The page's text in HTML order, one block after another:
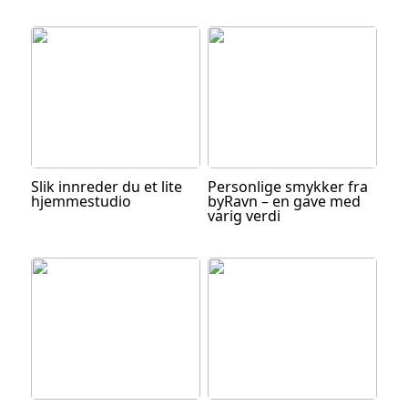
Slik innreder du et lite
hjemmestudio
Personlige smykker fra
byRavn – en gave med
varig verdi